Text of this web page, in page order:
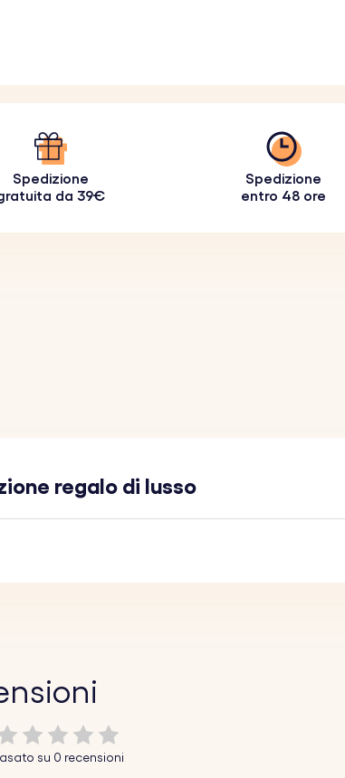
Spedizione
da 39€
Spedizione
entro 48 ore
regalo di lusso
su 0 recensioni